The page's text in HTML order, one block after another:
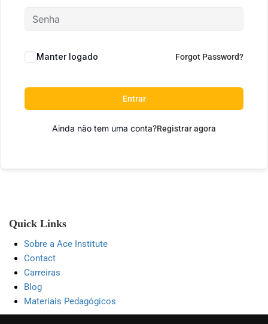
Manter logado Forgot Password?
Entrar
Ainda não tem uma conta?Registrar agora
Quick Links
Sobre a Ace Institute
Contact
Carreiras
Blog
Materiais Pedagógicos